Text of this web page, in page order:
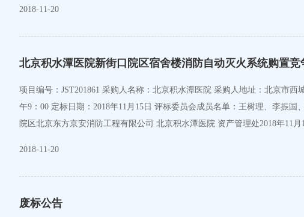
2018-11-20
北京积水潭医院新街口院区宿舍楼消防自动灭火系统购置
项目编号：JST201861 采购人名称：北京积水潭医院 采购人地址：北京市西城区新街口东街31号 采购人联系方式：010-58516897 简要技术要求/招标项目的性质：竞争性谈判文件 谈判时间：2018年11月15日上
午9：00 定标日期：2018年11月15日 评标委员会成员名单：王树理、李振
院区北京东方京安消防工程有限公司 北京积水潭医院 资产管理处2018年11月
2018-11-20
废标公告